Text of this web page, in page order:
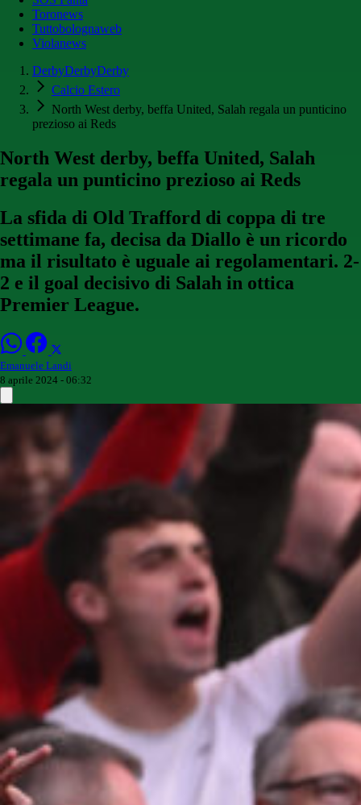
Toronews
Tuttobolognaweb
Violanews
DerbyDerbyDerby
Calcio Estero
North West derby, beffa United, Salah regala un punticino
prezioso ai Reds
North West derby, beffa United, Salah
regala un punticino prezioso ai Reds
La sfida di Old Trafford di coppa di tre
settimane fa, decisa da Diallo è un ricordo
ma il risultato è uguale ai regolamentari. 2-
2 e il goal decisivo di Salah in ottica
Premier League.
Emanuele Landi
8 aprile 2024 - 06:32